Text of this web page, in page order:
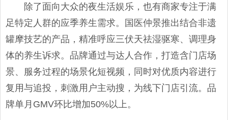
除了面向大众的夜生活娱乐，也有商家专注于满
足特定人群的应季养生需求。国医仲景推出结合非遗
罐摩技艺的产品，精准呼应三伏天祛湿驱寒、调理身
体的养生诉求。品牌通过与达人合作，打造含门店场
景、服务过程的场景化短视频，同时对优质内容进行
复用与追投，刺激用户主动搜，为线下门店引流。品
牌单月GMV环比增加50%以上。